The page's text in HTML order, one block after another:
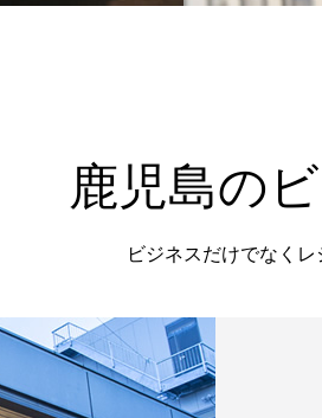
鹿児島の
ビジネスだけでなく